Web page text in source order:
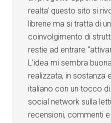
realta’ questo sito si
librerie ma si tratta di
coinvolgimento di
restie ad entrare
L’idea mi sembra
realizzata, in sostanza
italiano con un tocco di
social network sulla
recensioni, commenti e